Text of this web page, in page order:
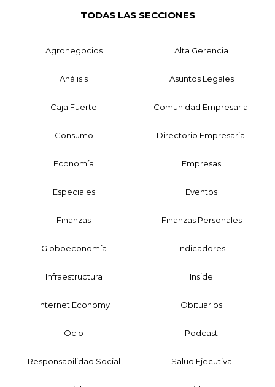
TODAS LAS SECCIONES
Agronegocios Alta Gerencia
Análisis Asuntos Legales
Caja Fuerte Comunidad Empresarial
Consumo Directorio Empresarial
Economía Empresas
Especiales Eventos
Finanzas Finanzas Personales
Globoeconomía Indicadores
Infraestructura Inside
Internet Economy Obituarios
Ocio Podcast
Responsabilidad Social Salud Ejecutiva